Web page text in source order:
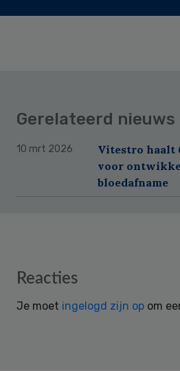
Gerelateerd nieuws
10 mrt 2026
Vitestro haalt
voor
bloedafname
Reader
Reacties
Je moet ingelogd zijn op om